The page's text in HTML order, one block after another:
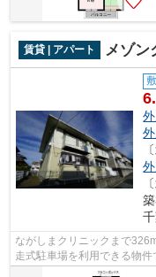
賃貸 | アパート メゾン
ながしまクリニックまで
走式駐車場を利用できる物
をよく使う方におすすめです